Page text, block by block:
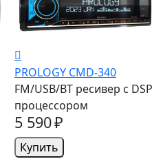
PROLOGY CMD-340
FM/USB/BT ресивер с DSP
процессором
5 590 ₽
Купить